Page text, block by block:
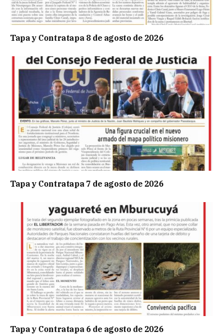
Tapa y Contratapa 8 de agosto de 2026
Tapa y Contratapa 7 de agosto de 2026
Tapa y Contratapa 6 de agosto de 2026